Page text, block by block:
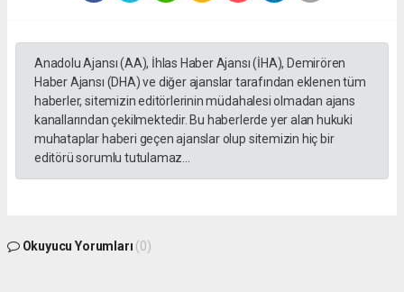
Anadolu Ajansı (AA), İhlas Haber Ajansı (İHA), Demirören
Haber Ajansı (DHA) ve diğer ajanslar tarafından eklenen tüm
haberler, sitemizin editörlerinin müdahalesi olmadan ajans
kanallarından çekilmektedir. Bu haberlerde yer alan hukuki
muhataplar haberi geçen ajanslar olup sitemizin hiç bir
editörü sorumlu tutulamaz...
Okuyucu Yorumları (0)